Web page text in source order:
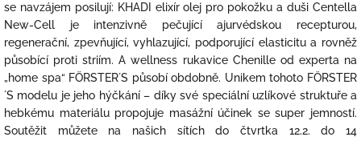
se navzájem posilují: KHADI elixír olej pro pokožku a duši Centella
New-Cell je intenzivně pečující ajurvédskou recepturou,
regenerační, zpevňující, vyhlazující, podporující elasticitu a rovněž
působící proti striím. A wellness rukavice Chenille od experta na
„home spa“ FÖRSTER´S působí obdobně. Unikem tohoto FÖRSTER
´S modelu je jeho hýčkání – díky své speciální uzlíkové struktuře a
hebkému materiálu propojuje masážní účinek se super jemností.
Soutěžit můžete na našich sítích do čtvrtka 12.2. do 14